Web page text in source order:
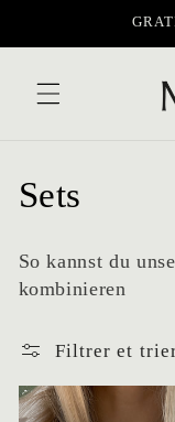
au
C
l
e
Sets
So kannst du
kombinieren
Filtrer et